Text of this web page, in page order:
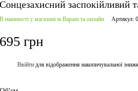
Сонцезахисний
В наявності у магазині м.Вараш та онлайн Артикул:
695 грн
Ввійти для відображення накопичувальної